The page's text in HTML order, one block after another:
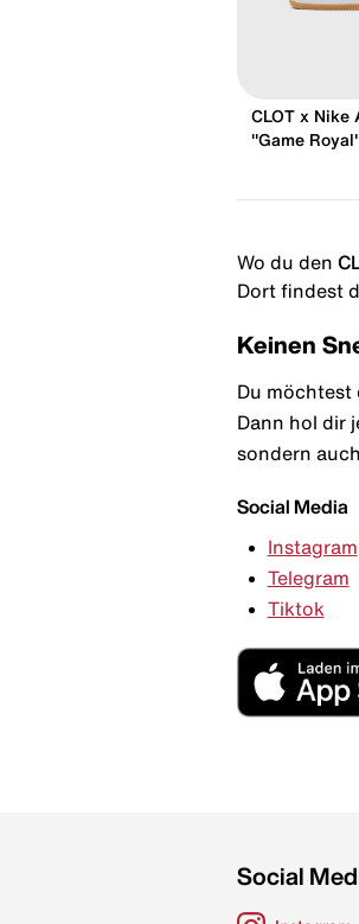
CLOT x Nike
"Game
Wo du den
Dort findest
Keinen
Du möchtest
Dann hol dir
sondern
Social Media
Instagram
Telegram
Tiktok
Social